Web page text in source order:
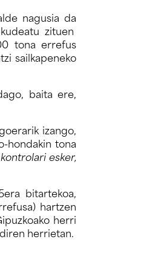
nagusia da
zituen
tona errefus
sailkapeneko
baita ere,
izango,
hondakin tona
esker,
bitartekoa,
hartzen
herri
herrietan.